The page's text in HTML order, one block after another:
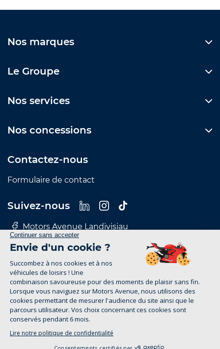
Nos marques
Le Groupe
Nos services
Nos concessions
Contactez-nous
Formulaire de contact
Suivez-nous
Motors Avenue Landivisiau
Motors Avenue Le Mans
Motors Avenue Rennes
Motors Avenue Tours